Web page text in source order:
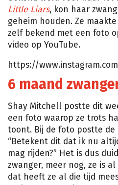
Little Liars, kon haar
geheim houden. Ze
zelf bekend met een foto
video op YouTube.
https://
6 maand
Shay Mitchell postte dit
een foto waarop ze trots
toont. Bij de foto postte de
“Betekent dit dat ik nu
mag rijden?” Het is dus
zwanger, meer nog, ze is
dat heeft ze al die tijd